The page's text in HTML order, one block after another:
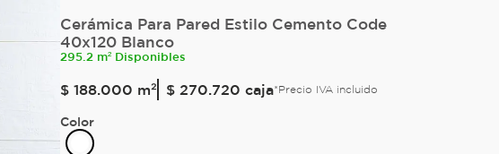
Cerámica Para Pared Estilo Cemento Code
40x120 Blanco
295.2 m² Disponibles
$ 188.000 m² $ 270.720 caja*Precio IVA incluido
Color